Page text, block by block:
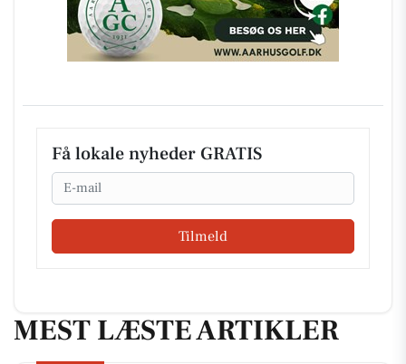
Få lokale nyheder GRATIS
Email
Tilmeld
MEST LÆSTE ARTIKLER